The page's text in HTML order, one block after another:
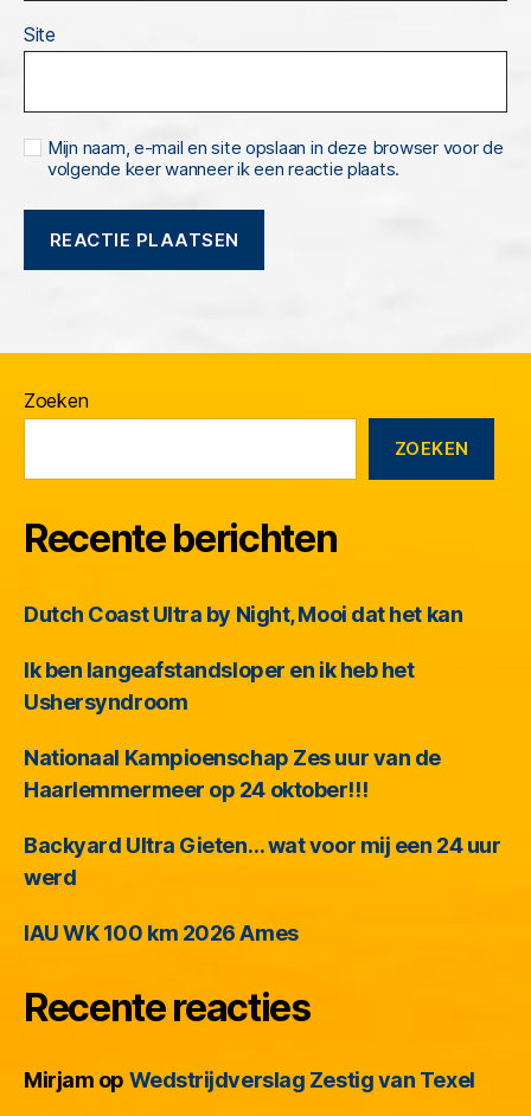
Site
Mijn naam, e-mail en site opslaan in deze browser voor de
volgende keer wanneer ik een reactie plaats.
Zoeken
ZOEKEN
Recente berichten
Dutch Coast Ultra by Night, Mooi dat het kan
Ik ben langeafstandsloper en ik heb het
Ushersyndroom
Nationaal Kampioenschap Zes uur van de
Haarlemmermeer op 24 oktober!!!
Backyard Ultra Gieten… wat voor mij een 24 uur
werd
IAU WK 100 km 2026 Ames
Recente reacties
Mirjam op Wedstrijdverslag Zestig van Texel